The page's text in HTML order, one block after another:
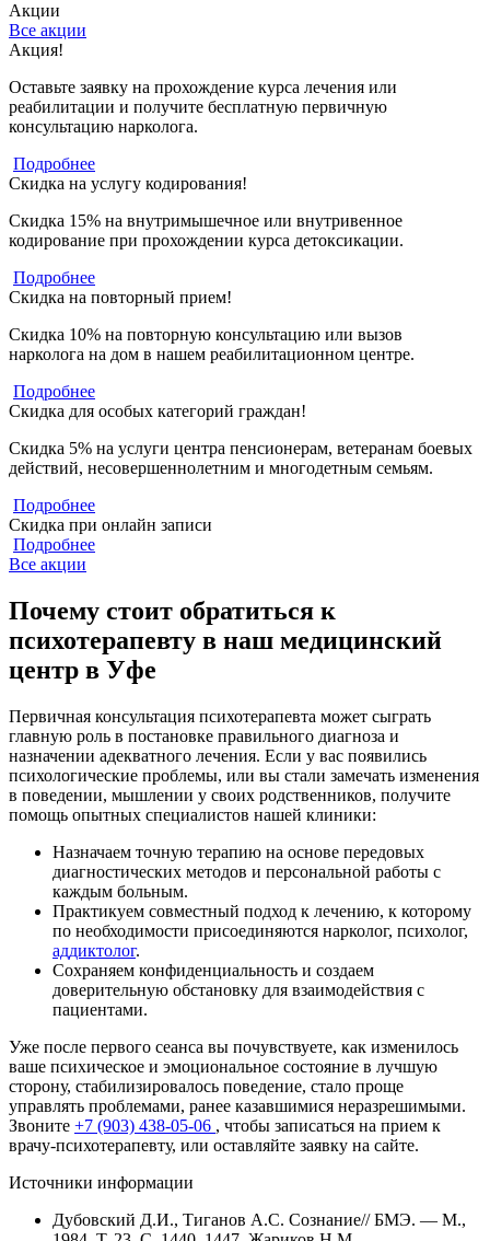
Акции
Все акции
Акция!
Оставьте заявку на прохождение курса лечения или
реабилитации и получите бесплатную первичную
консультацию нарколога.
Подробнее
Скидка на услугу кодирования!
Скидка 15% на внутримышечное или внутривенное
кодирование при прохождении курса детоксикации.
Подробнее
Скидка на повторный прием!
Скидка 10% на повторную консультацию или вызов
нарколога на дом в нашем реабилитационном центре.
Подробнее
Скидка для особых категорий граждан!
Скидка 5% на услуги центра пенсионерам, ветеранам боевых
действий, несовершеннолетним и многодетным семьям.
Подробнее
Скидка при онлайн записи
Подробнее
Все акции
Почему стоит обратиться к
психотерапевту в наш медицинский
центр в Уфе
Первичная консультация психотерапевта может сыграть
главную роль в постановке правильного диагноза и
назначении адекватного лечения. Если у вас появились
психологические проблемы, или вы стали замечать изменения
в поведении, мышлении у своих родственников, получите
помощь опытных специалистов нашей клиники:
Назначаем точную терапию на основе передовых
диагностических методов и персональной работы с
каждым больным.
Практикуем совместный подход к лечению, к которому
по необходимости присоединяются нарколог, психолог,
аддиктолог.
Сохраняем конфиденциальность и создаем
доверительную обстановку для взаимодействия с
пациентами.
Уже после первого сеанса вы почувствуете, как изменилось
ваше психическое и эмоциональное состояние в лучшую
сторону, стабилизировалось поведение, стало проще
управлять проблемами, ранее казавшимися неразрешимыми.
Звоните +7 (903) 438-05-06 , чтобы записаться на прием к
врачу-психотерапевту, или оставляйте заявку на сайте.
Источники информации
Дубовский Д.И., Тиганов А.С. Сознание// БМЭ. — М.,